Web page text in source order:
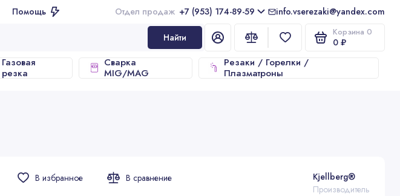
Отдел продаж +7 (953) 174-89-59 info.vserezaki@yandex.com
Найти Корзина 0
0 ₽
Газовая
резка
Сварка
MIG/MAG
Резаки / Горелки /
Плазматроны
Kjellberg®
Производитель
В избранное В сравнение